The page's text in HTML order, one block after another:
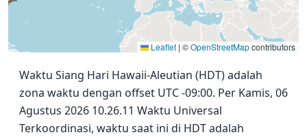
Leaflet | ©OpenStreetMapcontributors
Waktu Siang Hari Hawaii-Aleutian (HDT) adalah
zona waktu dengan offset UTC -09:00. Per Kamis, 06
Agustus 2026 10.26.11 Waktu Universal
Terkoordinasi, waktu saat ini di HDT adalah